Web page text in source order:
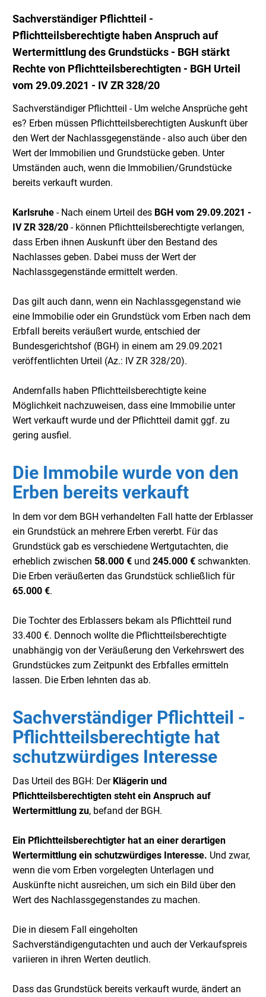
Sachverständiger Pflichtteil -
Pflichtteilsberechtigte haben Anspruch auf
Wertermittlung des Grundstücks - BGH stärkt
Rechte von Pflichtteilsberechtigten - BGH Urteil
vom 29.09.2021 - IV ZR 328/20
Sachverständiger Pflichtteil - Um welche Ansprüche geht
es? Erben müssen Pflichtteilsberechtigten Auskunft über
den Wert der Nachlassgegenstände - also auch über den
Wert der Immobilien und Grundstücke geben. Unter
Umständen auch, wenn die Immobilien/Grundstücke
bereits verkauft wurden.
Karlsruhe - Nach einem Urteil des BGH vom 29.09.2021 -
IV ZR 328/20 - können Pflichtteilsberechtigte verlangen,
dass Erben ihnen Auskunft über den Bestand des
Nachlasses geben. Dabei muss der Wert der
Nachlassgegenstände ermittelt werden.
Das gilt auch dann, wenn ein Nachlassgegenstand wie
eine Immobilie oder ein Grundstück vom Erben nach dem
Erbfall bereits veräußert wurde, entschied der
Bundesgerichtshof (BGH) in einem am 29.09.2021
veröffentlichten Urteil (Az.: IV ZR 328/20).
Andernfalls haben Pflichtteilsberechtigte keine
Möglichkeit nachzuweisen, dass eine Immobilie unter
Wert verkauft wurde und der Pflichtteil damit ggf. zu
gering ausfiel.
Die Immobile wurde von den
Erben bereits verkauft
In dem vor dem BGH verhandelten Fall hatte der Erblasser
ein Grundstück an mehrere Erben vererbt. Für das
Grundstück gab es verschiedene Wertgutachten, die
erheblich zwischen 58.000 € und 245.000 € schwankten.
Die Erben veräußerten das Grundstück schließlich für
65.000 €.
Die Tochter des Erblassers bekam als Pflichtteil rund
33.400 €. Dennoch wollte die Pflichtteilsberechtigte
unabhängig von der Veräußerung den Verkehrswert des
Grundstückes zum Zeitpunkt des Erbfalles ermitteln
lassen. Die Erben lehnten das ab.
Sachverständiger Pflichtteil -
Pflichtteilsberechtigte hat
schutzwürdiges Interesse
Das Urteil des BGH: Der Klägerin und
Pflichtteilsberechtigten steht ein Anspruch auf
Wertermittlung zu, befand der BGH.
Ein Pflichtteilsberechtigter hat an einer derartigen
Wertermittlung ein schutzwürdiges Interesse. Und zwar,
wenn die vom Erben vorgelegten Unterlagen und
Auskünfte nicht ausreichen, um sich ein Bild über den
Wert des Nachlassgegenstandes zu machen.
Die in diesem Fall eingeholten
Sachverständigengutachten und auch der Verkaufspreis
variieren in ihren Werten deutlich.
Dass das Grundstück bereits verkauft wurde, ändert an